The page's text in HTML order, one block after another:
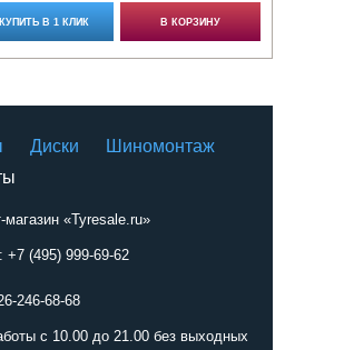
КУПИТЬ В 1 КЛИК В КОРЗИНУ
Диски
Шиномонтаж
магазин «Tyresale.ru»
+7 (495) 999-69-62
246-68-68
с 10.00 до 21.00 без выходных